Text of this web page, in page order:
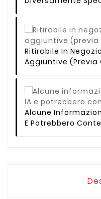
Ritirabile In
Aggiuntive (previa
Alcune
E Potrebbero